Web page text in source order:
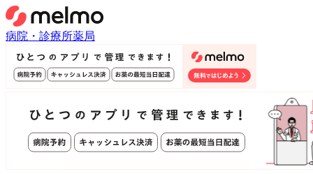
病院・診療所薬局